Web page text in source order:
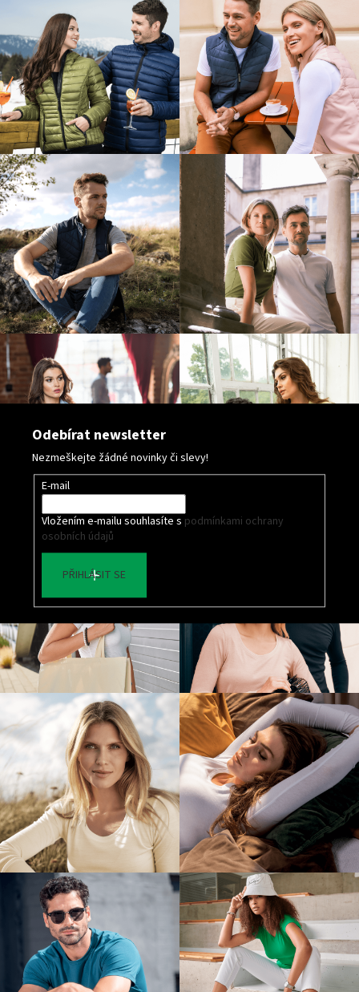
a
c
í
p
r
v
k
y
v
ý
p
i
s
u
Odebírat newsletter
Nezmeškejte žádné novinky či slevy!
E-mail
Vložením e-mailu souhlasíte s podmínkami ochrany
osobních údajů
PŘIHLÁSIT SE